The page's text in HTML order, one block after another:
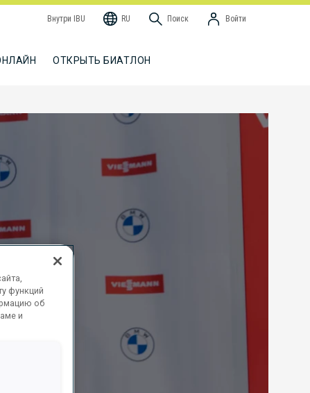
Внутри IBU RU Поиск Войти
ОТКРЫТЬ БИАТЛОН
функций
об
и